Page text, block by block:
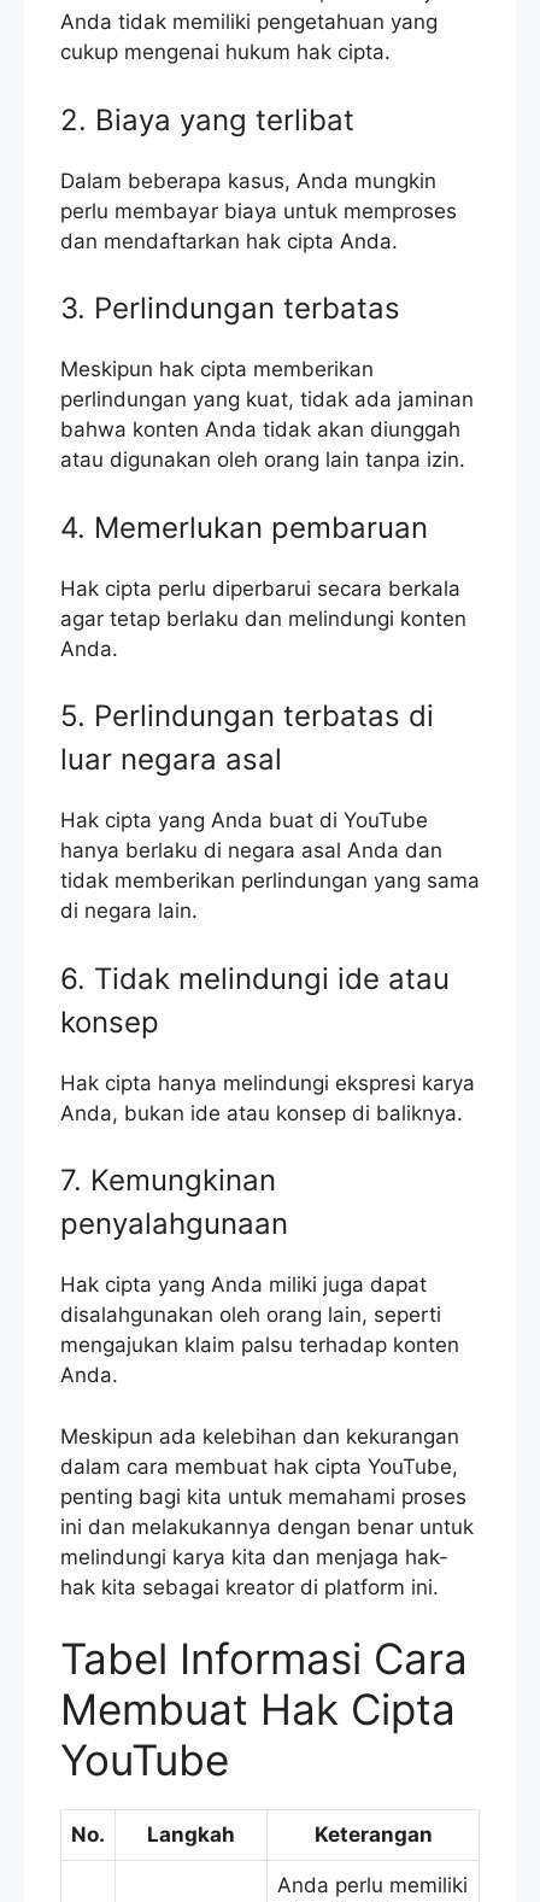
Anda tidak memiliki pengetahuan yang
cukup mengenai hukum hak cipta.
2. Biaya yang terlibat
Dalam beberapa kasus, Anda mungkin
perlu membayar biaya untuk memproses
dan mendaftarkan hak cipta Anda.
3. Perlindungan terbatas
Meskipun hak cipta memberikan
perlindungan yang kuat, tidak ada jaminan
bahwa konten Anda tidak akan diunggah
atau digunakan oleh orang lain tanpa izin.
4. Memerlukan pembaruan
Hak cipta perlu diperbarui secara berkala
agar tetap berlaku dan melindungi konten
Anda.
5. Perlindungan terbatas di
luar negara asal
Hak cipta yang Anda buat di YouTube
hanya berlaku di negara asal Anda dan
tidak memberikan perlindungan yang sama
di negara lain.
6. Tidak melindungi ide atau
konsep
Hak cipta hanya melindungi ekspresi karya
Anda, bukan ide atau konsep di baliknya.
7. Kemungkinan
penyalahgunaan
Hak cipta yang Anda miliki juga dapat
disalahgunakan oleh orang lain, seperti
mengajukan klaim palsu terhadap konten
Anda.
Meskipun ada kelebihan dan kekurangan
dalam cara membuat hak cipta YouTube,
penting bagi kita untuk memahami proses
ini dan melakukannya dengan benar untuk
melindungi karya kita dan menjaga hak-
hak kita sebagai kreator di platform ini.
Tabel Informasi Cara
Membuat Hak Cipta
YouTube
No. Langkah Keterangan
Anda perlu memiliki